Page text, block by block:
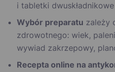
i tabletki
Wybór preparatu zależy
zdrowotnego: wiek,
wywiad zakrzepowy,
Recepta online na